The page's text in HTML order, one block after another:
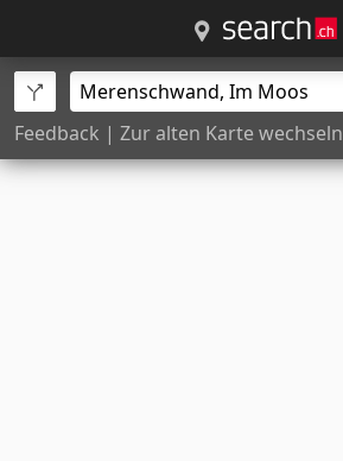
Feedback | Zur alten Karte wechseln